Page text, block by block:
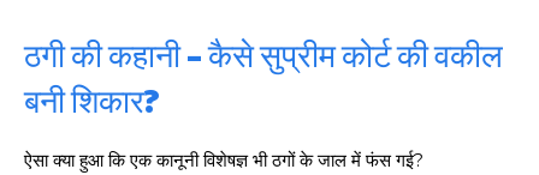
ठगी की कहानी – कैसे सुप्रीम कोर्ट की वकील
बनी शिकार?
ऐसा क्या हुआ कि एक कानूनी विशेषज्ञ भी ठगों के जाल में फंस गई?